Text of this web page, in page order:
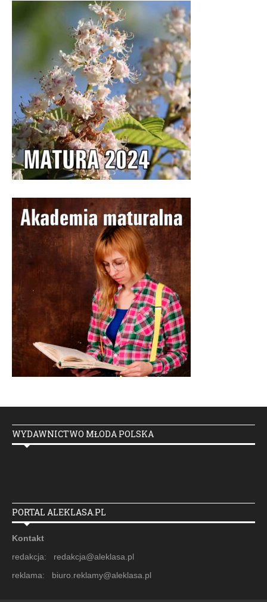
WYDAWNICTWO MŁODA POLSKA
PORTAL ALEKLASA.PL
Kontakt
redakcja: redakcja@aleklasa.pl
reklama: biuro.reklamy@aleklasa.pl